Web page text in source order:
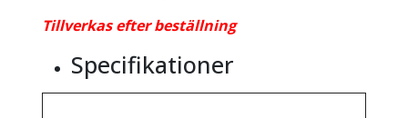
Tillverkas efter beställning
Specifikationer